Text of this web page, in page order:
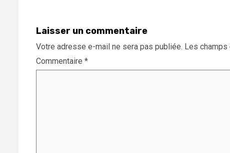
Laisser un commentaire
Votre adresse e-mail ne sera pas publiée. Les
Commentaire *